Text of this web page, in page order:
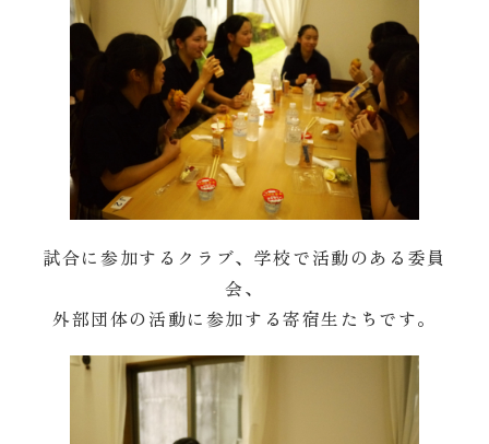
試合に参加するクラブ、学校で活動のある委員
会、
外部団体の活動に参加する寄宿生たちです。